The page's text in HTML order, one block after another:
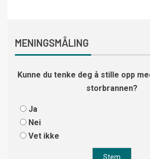
MENINGSMÅLING
Kunne du tenke deg å stille opp
storbrannen?
Ja
Nei
Vet ikke